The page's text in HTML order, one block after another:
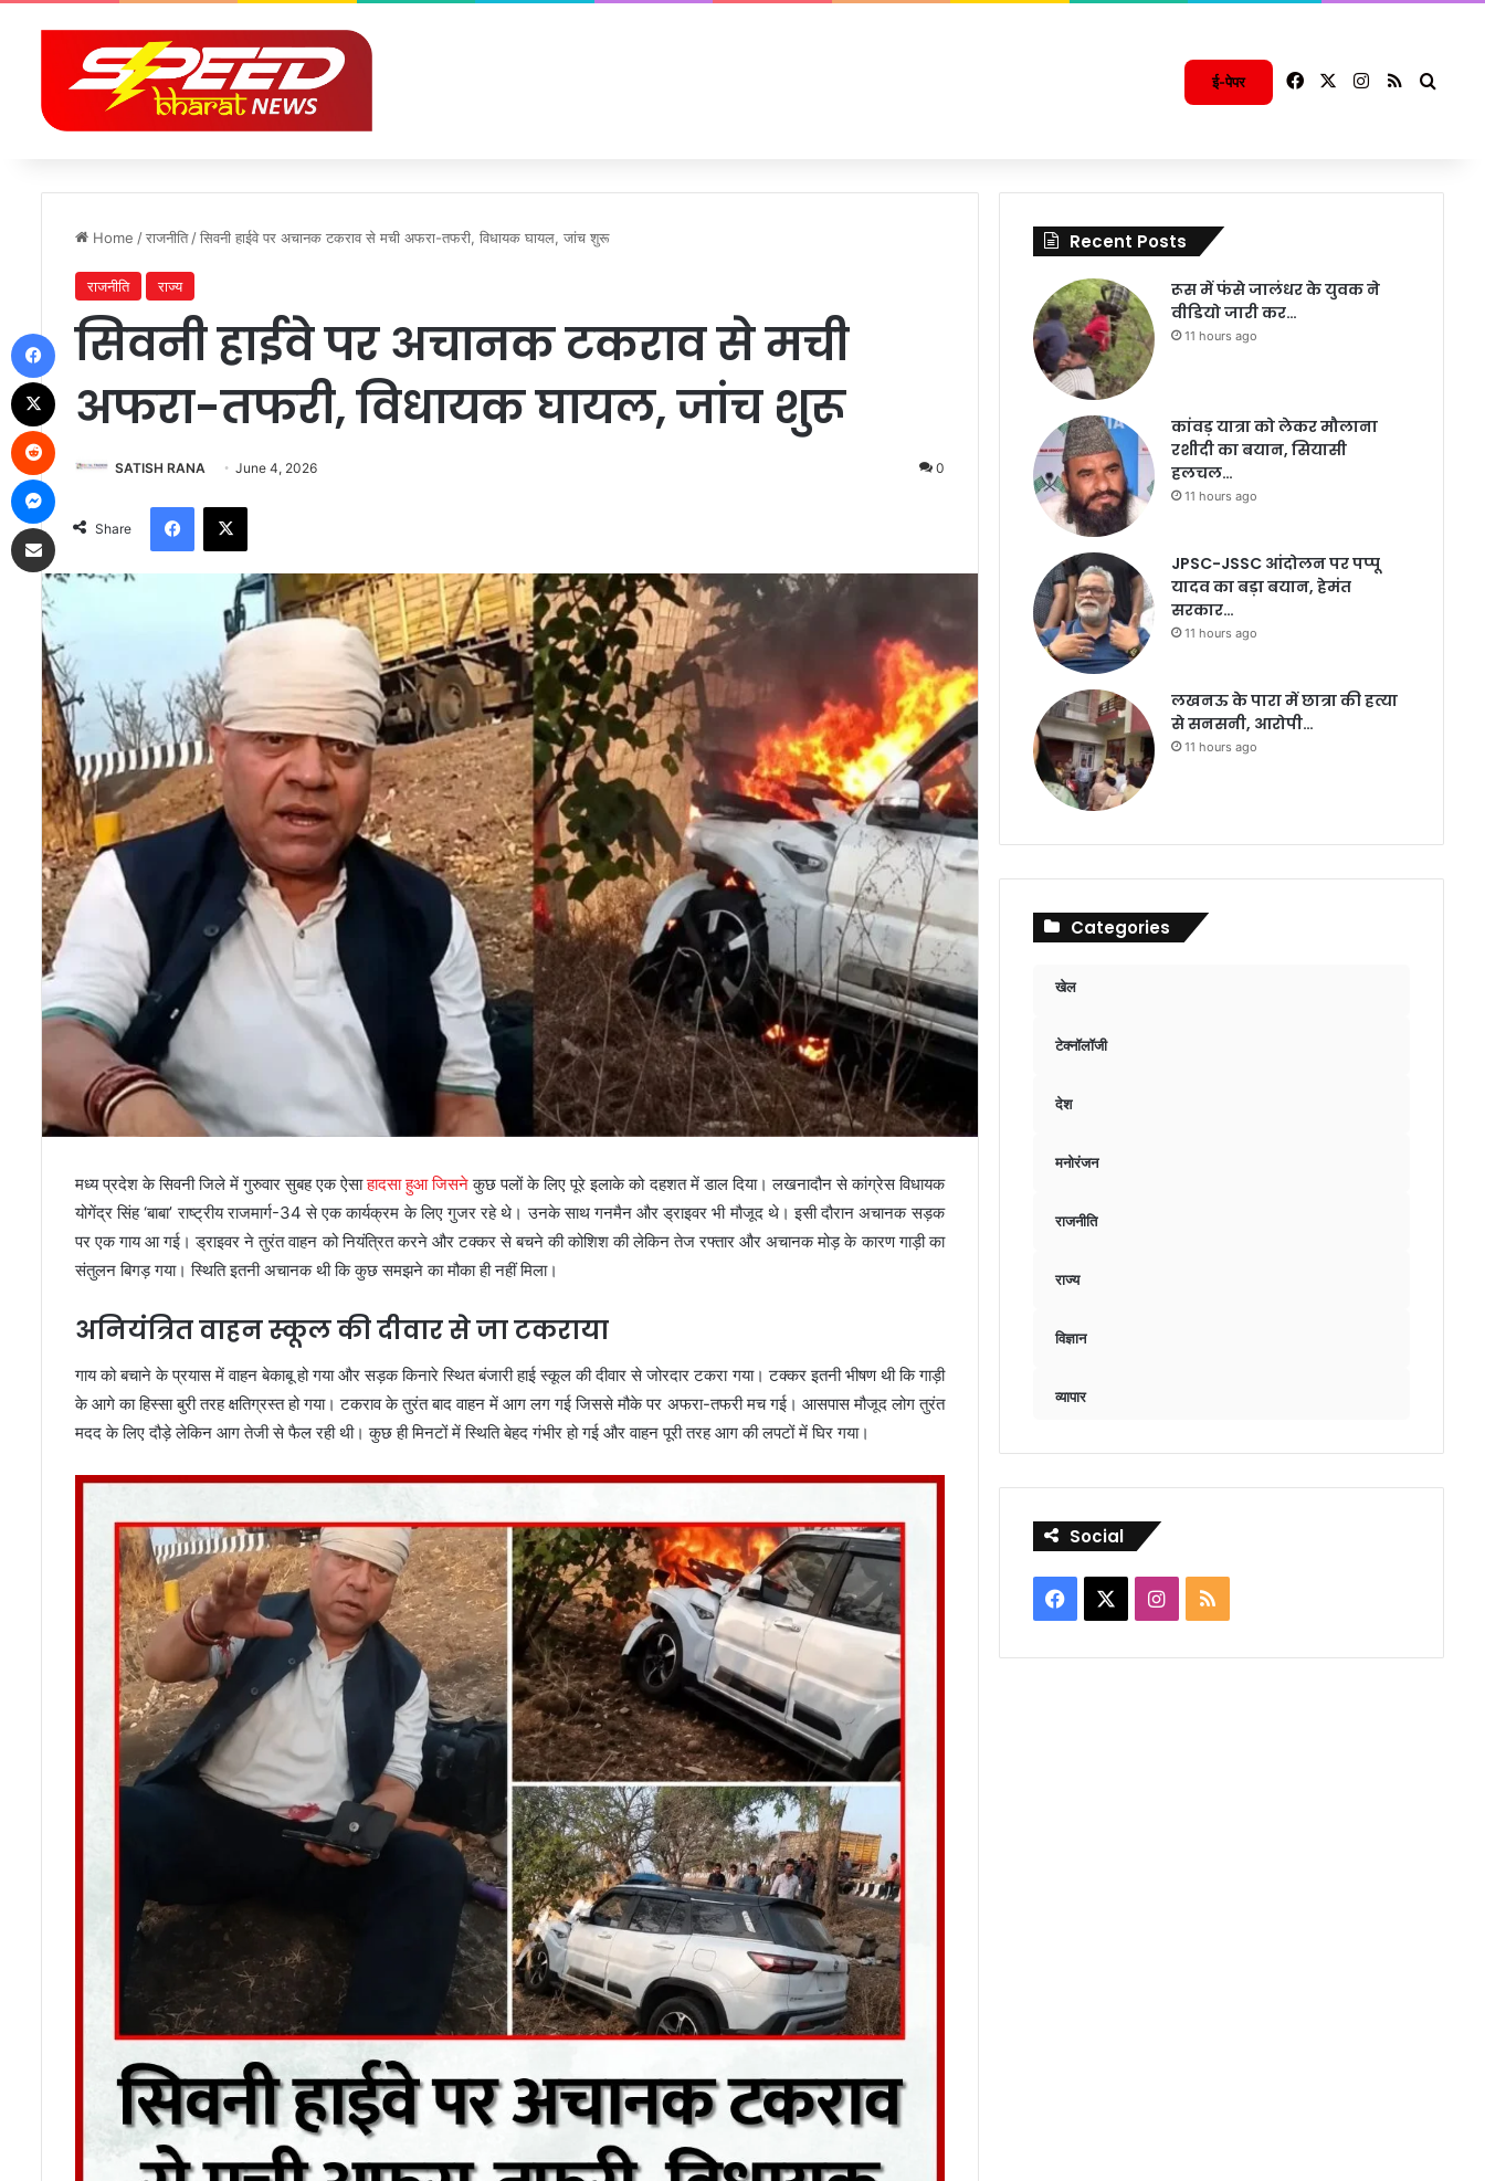
ई-पेपर FacebookInstagram
RSS
Home /राजनीति /सिवनी हाईवे पर अचानक टकराव से मची अफरा-तफरी, विधायक घायल, जांच शुरू
राजनीति राज्य
सिवनी हाईवे पर अचानक टकराव से मची
अफरा-तफरी, विधायक घायल, जांच शुरू
SATISH RANA June 4, 2026 0
Share
Facebook
X
मध्य प्रदेश के सिवनी जिले में गुरुवार सुबह एक ऐसाहादसा हुआ जिसनेकुछ पलों के लिए पूरे इलाके को दहशत में डाल दिया। लखनादौन से कांग्रेस विधायक
योगेंद्र सिंह ‘बाबा’ राष्ट्रीय राजमार्ग-34 से एक कार्यक्रम के लिए गुजर रहे थे। उनके साथ गनमैन और ड्राइवर भी मौजूद थे। इसी दौरान अचानक सड़क
पर एक गाय आ गई। ड्राइवर ने तुरंत वाहन को नियंत्रित करने और टक्कर से बचने की कोशिश की लेकिन तेज रफ्तार और अचानक मोड़ के कारण गाड़ी का
संतुलन बिगड़ गया। स्थिति इतनी अचानक थी कि कुछ समझने का मौका ही नहीं मिला।
अनियंत्रित वाहन स्कूल की दीवार से जा टकराया
गाय को बचाने के प्रयास में वाहन बेकाबू हो गया और सड़क किनारे स्थित बंजारी हाई स्कूल की दीवार से जोरदार टकरा गया। टक्कर इतनी भीषण थी कि गाड़ी
के आगे का हिस्सा बुरी तरह क्षतिग्रस्त हो गया। टकराव के तुरंत बाद वाहन में आग लग गई जिससे मौके पर अफरा-तफरी मच गई। आसपास मौजूद लोग तुरंत
मदद के लिए दौड़े लेकिन आग तेजी से फैल रही थी। कुछ ही मिनटों में स्थिति बेहद गंभीर हो गई और वाहन पूरी तरह आग की लपटों में घिर गया।
Recent Posts
रूस में फंसे जालंधर के युवक ने
वीडियो जारी कर…
11 hours ago
कांवड़ यात्रा को लेकर मौलाना
रशीदी का बयान, सियासी
हलचल…
11 hours ago
JPSC-JSSC आंदोलन पर पप्पू
यादव का बड़ा बयान, हेमंत
सरकार…
11 hours ago
लखनऊ के पारा में छात्रा की हत्या
से सनसनी, आरोपी…
11 hours ago
Categories
खेल
टेक्नॉलॉजी
देश
मनोरंजन
राजनीति
राज्य
विज्ञान
व्यापार
Social
Facebook Instagram
RSS
Facebook
Messenger
Share via Email